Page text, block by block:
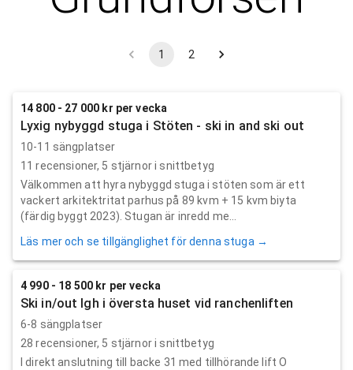
1 2
14 800 - 27 000 kr per vecka
Lyxig nybyggd stuga i Stöten - ski in and ski out
10-11 sängplatser
11 recensioner, 5 stjärnor i snittbetyg
Välkommen att hyra nybyggd stuga i stöten som är ett
vackert arkitektritat parhus på 89 kvm + 15 kvm biyta
(färdig byggt 2023). Stugan är inredd me...
Läs mer och se tillgänglighet för denna stuga →
4 990 - 18 500 kr per vecka
Ski in/out lgh i översta huset vid ranchenliften
6-8 sängplatser
28 recensioner, 5 stjärnor i snittbetyg
I direkt anslutning till backe 31 med tillhörande lift O